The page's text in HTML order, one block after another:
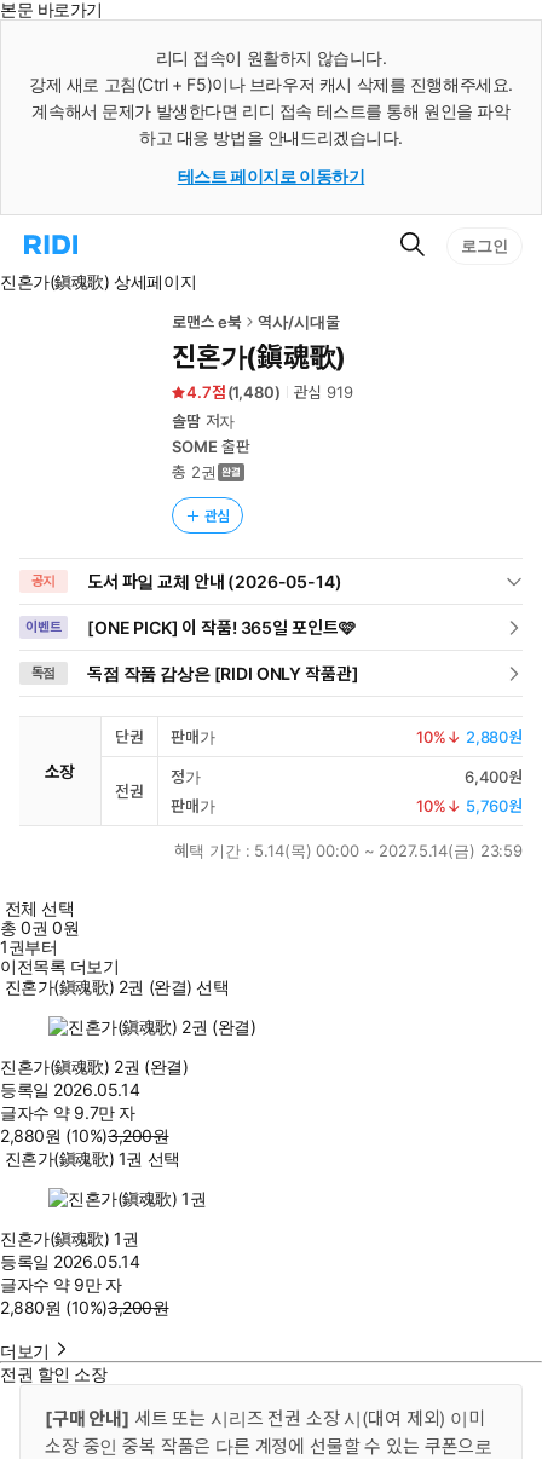
본문 바로가기
리디 접속이 원활하지 않습니다.
강제 새로 고침(Ctrl + F5)이나 브라우저 캐시 삭제를 진행해주세요.
계속해서 문제가 발생한다면 리디 접속 테스트를 통해 원인을 파악
하고 대응 방법을 안내드리겠습니다.
테스트 페이지로 이동하기
리
홈
검
로그인
진혼가(鎭魂歌) 상세페이지
로맨스 e북 역사/시대물
진혼가(鎭魂歌)
4.7 (1,480) 관심 919
솔땀저자
SOME 출판
총 2권
관심
공지 도서 파일 교체 안내 (2026-05-14)
이벤트 [ONE PICK] 이 작품! 365일 포인트🩷
독점 독점 작품 감상은 [RIDI ONLY 작품관]
소장
단권 판매가 10%↓ 2,880원
전권
정가
6,400원
판매가
10%↓ 5,760원
혜택 기간 : 5.14(목) 00:00 ~ 2027.5.14(금) 23:59
전체 선택
총0권 0원
1권부터
이전목록 더보기
진혼가(鎭魂歌) 2권 (완결) 선택
진혼가(鎭魂歌) 2권 (완결)
등록일 2026.05.14
글자수 약 9.7만 자
2,880원 (10%)3,200원
진혼가(鎭魂歌) 1권 선택
진혼가(鎭魂歌) 1권
등록일 2026.05.14
글자수 약 9만 자
2,880원 (10%)3,200원
더보기
전권 할인 소장
[구매 안내] 세트 또는 시리즈 전권 소장 시(대여 제외) 이미
소장 중인 중복 작품은 다른 계정에 선물할 수 있는 쿠폰으로